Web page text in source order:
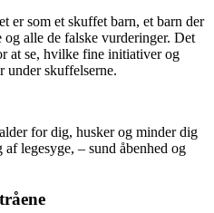
er som et skuffet barn, et barn der
og alle de falske vurderinger. Det
at se, hvilke fine initiativer og
under skuffelserne.
for dig, husker og minder dig
legesyge, – sund åbenhed og